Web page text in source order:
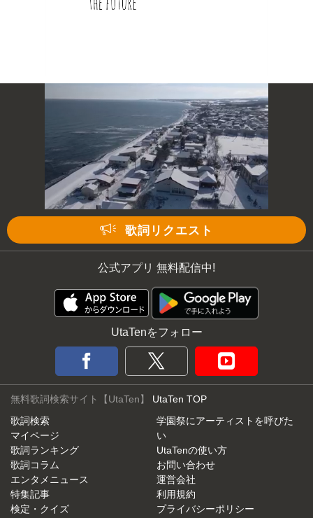
次の動画まで 3 キャンセル
歌詞リクエスト
公式アプリ 無料配信中!
UtaTenをフォロー
無料歌詞検索サイト【UtaTen】 UtaTen TOP
歌詞検索
マイページ
歌詞ランキング
歌詞コラム
エンタメニュース
特集記事
検定・クイズ
学園祭にアーティストを呼びた
い
UtaTenの使い方
お問い合わせ
運営会社
利用規約
プライバシーポリシー